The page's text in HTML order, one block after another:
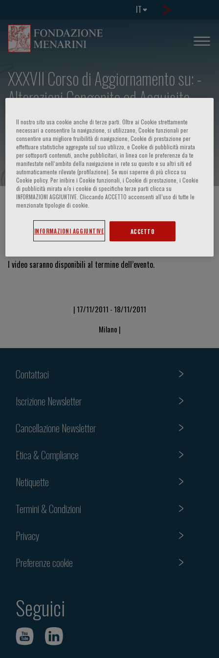
IT
XXXVII Corso di Aggiornamento su: -
Alterazioni Congenite ed Acquisite
della Coagulazione - Focus su: "Prove
di emostasi "point-of care": a che
punto siamo?"
HOME PAGE / CORSI ED EVENTI
Video & Slide
I video saranno disponibili al termine dell’evento.
| 17/11/2011 - 18/11/2011
Milano |
Contattaci
Iscrizione Newsletter
Cancellazione Newsletter
Etica & Compliance
Netiquette
Termini & Condizioni
Privacy
Preferenze cookie
Seguici
Il nostro sito usa cookie anche di terze parti. Oltre ai Cookie strettamente
necessari a consentire la navigazione, si utilizzano, Cookie funzionali per
consentire una migliore fruibilità di navigazione, Cookie di prestazione per
effettuare statistiche aggregate sul suo utilizzo, e Cookie di pubblicità mirata
per sottoporti contenuti, anche pubblicitari, in linea con le preferenze da te
manifestate nell‘ambito della navigazione in rete su questo e su altri siti ed
automaticamente rilevate (profilazione). Se vuoi saperne di più clicca su
Cookie policy. Per inibire i Cookie funzionali, i Cookie di prestazione, i Cookie
di pubblicità mirata e/o i cookie di specifiche terze parti clicca su
INFORMAZIONI AGGIUNTIVE. Cliccando ACCETTO acconsenti all’uso di tutte le
menzionate tipologie di cookie.
INFORMAZIONI AGGIUNTIVE ACCETTO